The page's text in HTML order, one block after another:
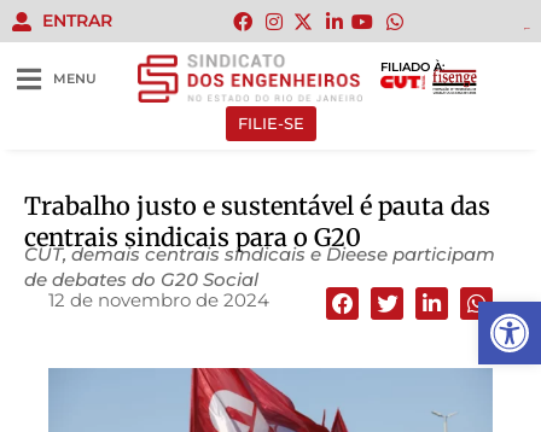
Abrir
ENTRAR
MENU
FILIADO À:
FILIE-SE
Trabalho justo e sustentável é pauta das
centrais sindicais para o G20
CUT, demais centrais sindicais e Dieese participam
de debates do G20 Social
12 de novembro de 2024